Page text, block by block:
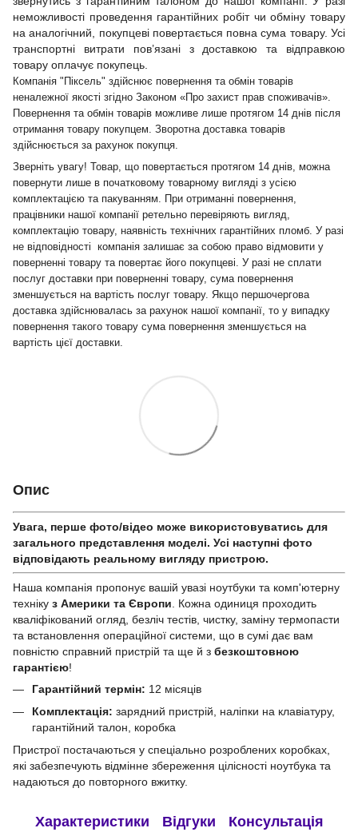
неможливості проведення гарантійних робіт чи обміну товару
на аналогічний, покупцеві повертається повна сума товару. Усі
транспортні витрати пов’язані з доставкою та відправкою
товару оплачує покупець.
Компанія "Піксель" здійснює повернення та обмін товарів
неналежної якості згідно Законом «Про захист прав споживачів».
Повернення та обмін товарів можливе лише протягом 14 днів після
отримання товару покупцем. Зворотна доставка товарів
здійснюється за рахунок покупця.
Зверніть увагу! Товар, що повертається протягом 14 днів, можна
повернути лише в початковому товарному вигляді з усією
комплектацією та пакуванням. При отриманні повернення,
працівники нашої компанії ретельно перевіряють вигляд,
комплектацію товару, наявність технічних гарантійних пломб. У разі
не відповідності компанія залишає за собою право відмовити у
поверненні товару та повертає його покупцеві. У разі не сплати
послуг доставки при поверненні товару, сума повернення
зменшується на вартість послуг товару. Якщо першочергова
доставка здійснювалась за рахунок нашої компанії, то у випадку
повернення такого товару сума повернення зменшується на
вартість цієї доставки.
Опис
Увага, перше фото/відео може використовуватись для
загального представлення моделі. Усі наступні фото
відповідають реальному вигляду пристрою.
Наша компанія пропонує вашій увазі ноутбуки та комп'ютерну
техніку з Америки та Європи . Кожна одиниця проходить
кваліфікований огляд, безліч тестів, чистку, заміну термопасти
та встановлення операційної системи, що в сумі дає вам
повністю справний пристрій та ще й з безкоштовною
гарантією!
Гарантійний термін: 12 місяців
Комплектація: зарядний пристрій, наліпки на клавіатуру,
гарантійний талон, коробка
Пристрої постачаються у спеціально розроблених коробках,
які забезпечують відмінне збереження цілісності ноутбука та
надаються до повторного вжитку.
Характеристики Відгуки Консультація